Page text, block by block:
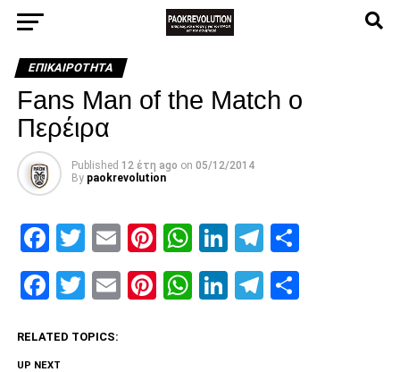
ΕΠΙΚΑΙΡΌΤΗΤΑ
Fans Man of the Match o
Περέιρα
Published 12 έτη ago on 05/12/2014
By paokrevolution
Facebook
Twitter
EmailPinterest
WhatsApp
LinkedIn
Telegram
Facebook
Twitter
EmailPinterest
WhatsApp
LinkedIn
Telegram
RELATED TOPICS:
UP NEXT